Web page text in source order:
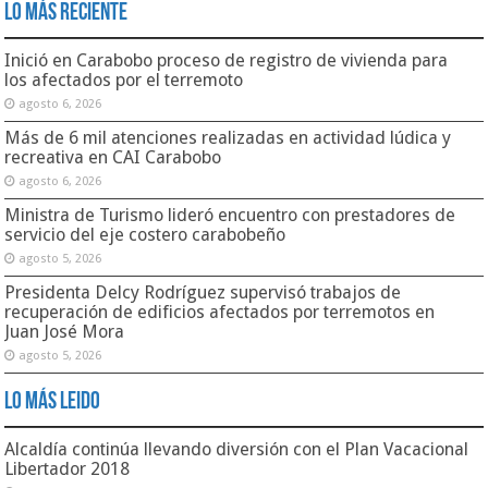
Lo Más Reciente
Inició en Carabobo proceso de registro de vivienda para
los afectados por el terremoto
agosto 6, 2026
Más de 6 mil atenciones realizadas en actividad lúdica y
recreativa en CAI Carabobo
agosto 6, 2026
Ministra de Turismo lideró encuentro con prestadores de
servicio del eje costero carabobeño
agosto 5, 2026
Presidenta Delcy Rodríguez supervisó trabajos de
recuperación de edificios afectados por terremotos en
Juan José Mora
agosto 5, 2026
Lo Más Leido
Alcaldía continúa llevando diversión con el Plan Vacacional
Libertador 2018